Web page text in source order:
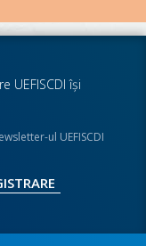
UEFISCDI îşi
ul UEFISCDI